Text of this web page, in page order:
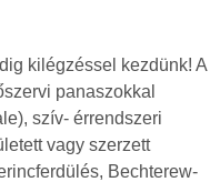
kilégzéssel kezdünk! A
panaszokkal
szív- érrendszeri
vagy szerzett
Bechterew-